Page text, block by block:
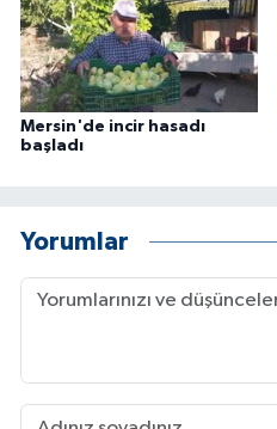
Mersin'de incir hasadı
başladı
Yorumlar